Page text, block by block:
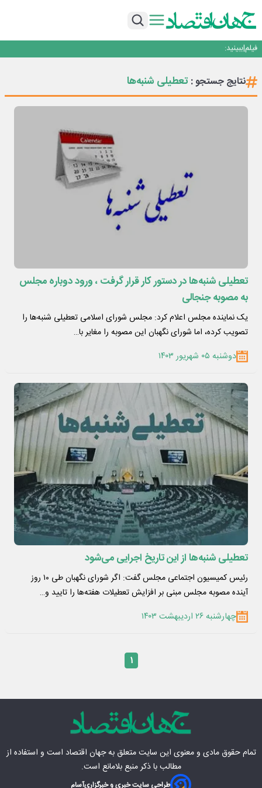
در سرتاسر استان
متا وارد رقابت ابزارهای هوش مصنوعی برنامه‌نویسی شد
فیلم|ببینید:
خدمات دهی گمرکات استان اصفهان به مواکب در ایام تعطیل و خارج از اماکن گمرکی
در سرتاسر استان
متا وارد رقابت ابزارهای هوش مصنوعی برنامه‌نویسی شد
نتایج جستجو : تعطیلی شنبه‌ها
تعطیلی شنبه‌ها در دستور کار قرار گرفت ، ورود دوباره مجلس
به مصوبه جنجالی
یک نماینده مجلس اعلام کرد: مجلس شورای اسلامی تعطیلی شنبه‌ها را
تصویب کرده، اما شورای نگهبان این مصوبه را مغایر با…
دوشنبه ۰۵ شهریور ۱۴۰۳
تعطیلی شنبه‌ها از این تاریخ اجرایی می‌شود
رئیس کمیسیون اجتماعی مجلس گفت: اگر شورای نگهبان طی ۱۰ روز
آینده مصوبه مجلس مبنی بر افزایش تعطیلات هفته‌ها را تایید و…
چهارشنبه ۲۶ اردیبهشت ۱۴۰۳
۱
تمام حقوق مادی‌ و معنوی این سایت متعلق بهجهان اقتصاد است و استفاده از
مطالب با ذکر منبع بلامانع است.
طراحی سایت خبری و خبرگزاریآسام